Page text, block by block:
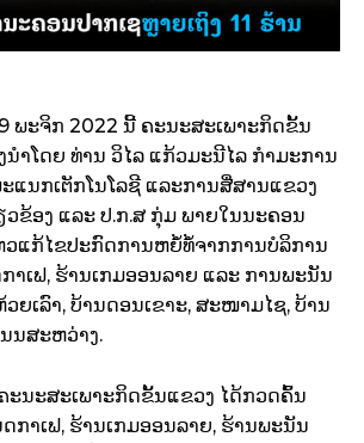
ພະຈິກ 2022 ນີ້ ຄະນະສະເພາະກິດຂັ້ນ
ນໍາໂດຍ ທ່ານ ວິໄລ ແກ້ວມະນີໄລ ກໍາມະການ
ນກເຕັກໂນໂລຊີ ແລະການສື່ສານແຂວງ
ຂ້ອງ ແລະ ປ.ກ.ສ ກຸ່ມ ພາຍໃນນະຄອນ
ວແກ້ໄຂປະກົດການຫຍໍ້ທໍ້ຈາກການບໍລິການ
າເຟ, ຮ້ານເກມອອນລາຍ ແລະ ການພະນັນ
ຍເລົາ, ບ້ານດອນເຂາະ, ສະໜາມໄຊ, ບ້ານ
ນສະຫວ່າງ.
ະນະສະເພາະກິດຂັ້ນແຂວງ ໄດ້ກວດຄົ້ນ
ກາເຟ, ຮ້ານເກມອອນລາຍ, ຮ້ານພະນັນ